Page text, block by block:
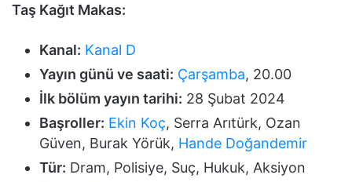
Taş Kağıt Makas:
Kanal: Kanal D
Yayın günü ve saati: Çarşamba, 20.00
İlk bölüm yayın tarihi: 28 Şubat 2024
Başroller: Ekin Koç, Serra Arıtürk, Ozan
Güven, Burak Yörük, Hande Doğandemir
Tür: Dram, Polisiye, Suç, Hukuk, Aksiyon